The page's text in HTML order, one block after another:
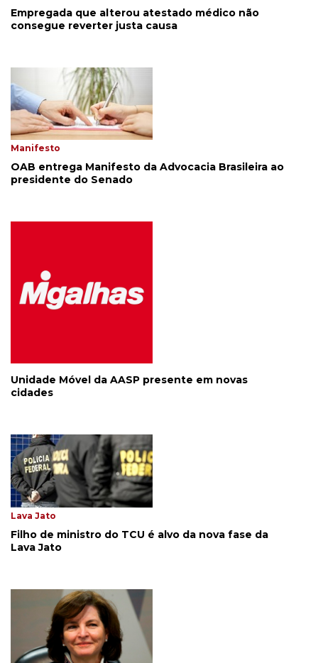
Empregada que alterou atestado médico não
consegue reverter justa causa
Manifesto
OAB entrega Manifesto da Advocacia Brasileira ao
presidente do Senado
Unidade Móvel da AASP presente em novas
cidades
Lava Jato
Filho de ministro do TCU é alvo da nova fase da
Lava Jato